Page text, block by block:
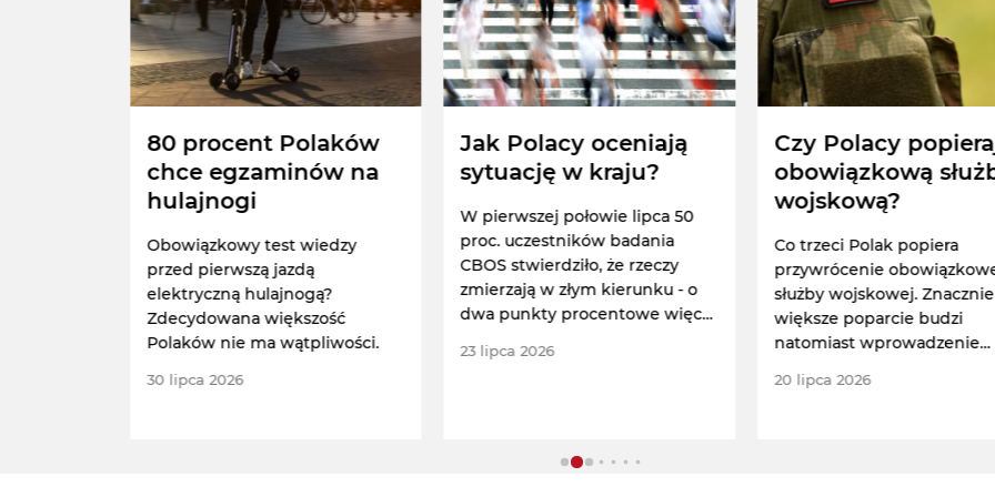
80 procent Polaków
chce egzaminów na
hulajnogi
Obowiązkowy test wiedzy
przed pierwszą jazdą
elektryczną hulajnogą?
Zdecydowana większość
Polaków nie ma wątpliwości.
30 lipca 2026
Jak Polacy oceniają
sytuację w kraju?
W pierwszej połowie lipca 50
proc. uczestników badania
CBOS stwierdziło, że rzeczy
zmierzają w złym kierunku - o
dwa punkty procentowe więcej
23 lipca 2026
Czy Polacy
obowiązkową
wojskową?
Co trzeci Polak popiera
przywrócenie
służby wojskowej. Znacznie
większe poparcie budzi
natomiast wprowadzenie
wojskowych dla kobiet i
20 lipca 2026